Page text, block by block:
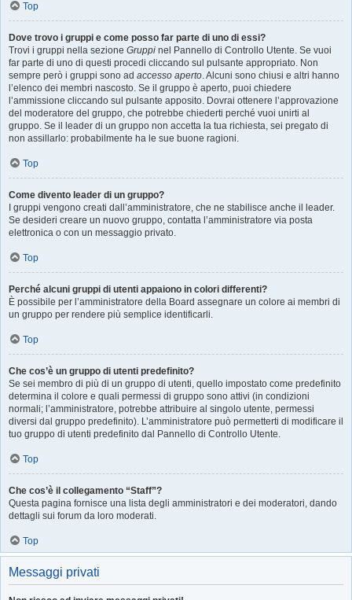
Top
Dove trovo i gruppi e come posso far parte di uno di essi?
Trovi i gruppi nella sezione Gruppi nel Pannello di Controllo Utente. Se vuoi
far parte di uno di questi procedi cliccando sul pulsante appropriato. Non
sempre però i gruppi sono ad accesso aperto. Alcuni sono chiusi e altri hanno
l’elenco dei membri nascosto. Se il gruppo è aperto, puoi chiedere
l’ammissione cliccando sul pulsante apposito. Dovrai ottenere l’approvazione
del moderatore del gruppo, che potrebbe chiederti perché vuoi unirti al
gruppo. Se il leader di un gruppo non accetta la tua richiesta, sei pregato di
non assillarlo: probabilmente ha le sue buone ragioni.
Top
Come divento leader di un gruppo?
I gruppi vengono creati dall’amministratore, che ne stabilisce anche il leader.
Se desideri creare un nuovo gruppo, contatta l’amministratore via posta
elettronica o con un messaggio privato.
Top
Perché alcuni gruppi di utenti appaiono in colori differenti?
È possibile per l’amministratore della Board assegnare un colore ai membri di
un gruppo per rendere più semplice identificarli.
Top
Che cos’è un gruppo di utenti predefinito?
Se sei membro di più di un gruppo di utenti, quello impostato come predefinito
determina il colore e quali permessi di gruppo sono attivi (in condizioni
normali; l’amministratore, potrebbe attribuire al singolo utente, permessi
diversi dal gruppo predefinito). L’amministratore può permetterti di modificare il
tuo gruppo di utenti predefinito dal Pannello di Controllo Utente.
Top
Che cos’è il collegamento “Staff”?
Questa pagina fornisce una lista degli amministratori e dei moderatori, dando
dettagli sui forum da loro moderati.
Top
Messaggi privati